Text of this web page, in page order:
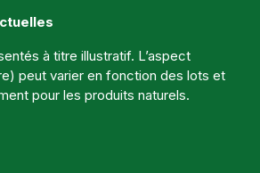
à titre illustratif. L’aspect
peut varier en fonction des lots et
pour les produits naturels.